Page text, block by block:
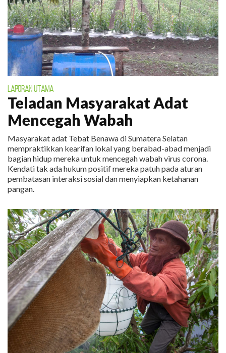
LAPORAN UTAMA
Teladan Masyarakat Adat
Mencegah Wabah
Masyarakat adat Tebat Benawa di Sumatera Selatan
mempraktikkan kearifan lokal yang berabad-abad menjadi
bagian hidup mereka untuk mencegah wabah virus corona.
Kendati tak ada hukum positif mereka patuh pada aturan
pembatasan interaksi sosial dan menyiapkan ketahanan
pangan.